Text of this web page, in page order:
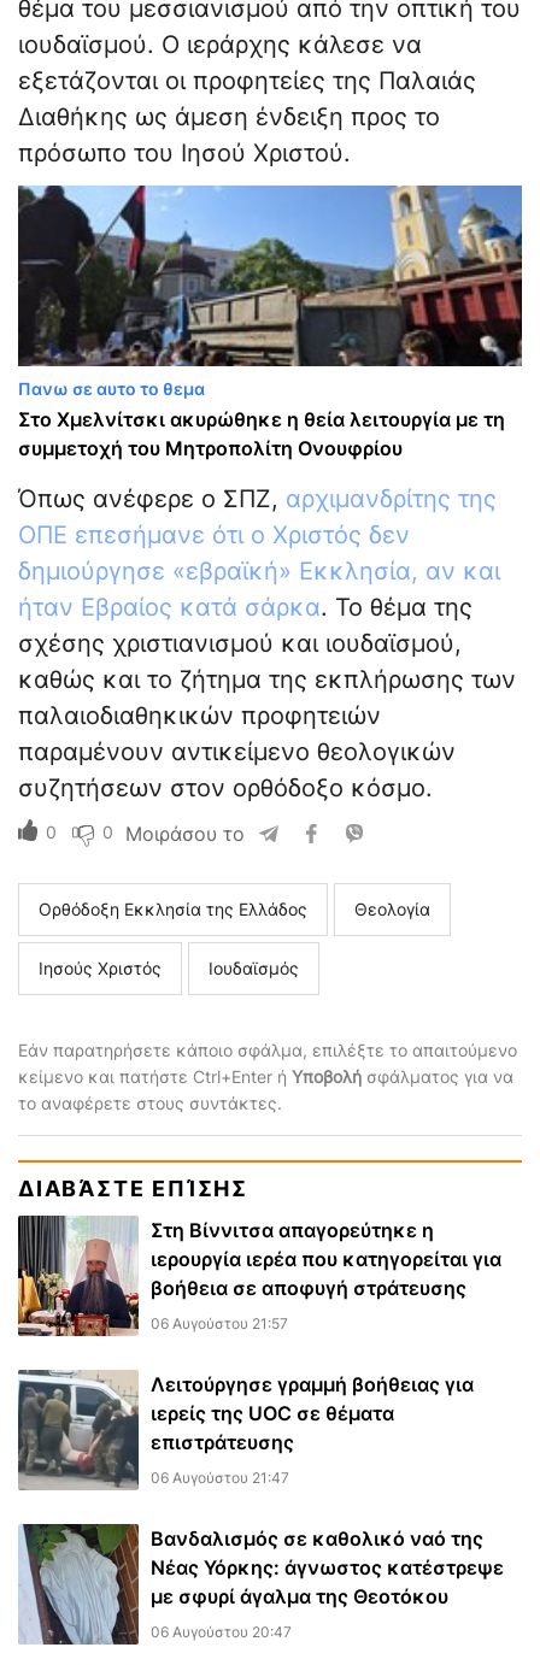
θέμα του μεσσιανισμού από την οπτική του
ιουδαϊσμού. Ο ιεράρχης κάλεσε να
εξετάζονται οι προφητείες της Παλαιάς
Διαθήκης ως άμεση ένδειξη προς το
πρόσωπο του Ιησού Χριστού.
Πανω σε αυτο το θεμα
Στο Χμελνίτσκι ακυρώθηκε η θεία λειτουργία με τη
συμμετοχή του Μητροπολίτη Ονουφρίου
Όπως ανέφερε ο ΣΠΖ, αρχιμανδρίτης της
ΟΠΕ επεσήμανε ότι ο Χριστός δεν
δημιούργησε «εβραϊκή» Εκκλησία, αν και
ήταν Εβραίος κατά σάρκα. Το θέμα της
σχέσης χριστιανισμού και ιουδαϊσμού,
καθώς και το ζήτημα της εκπλήρωσης των
παλαιοδιαθηκικών προφητειών
παραμένουν αντικείμενο θεολογικών
συζητήσεων στον ορθόδοξο κόσμο.
0 0 Μοιράσου το
Ορθόδοξη Εκκλησία της Ελλάδος Θεολογία
Ιησούς Χριστός Ιουδαϊσμός
Εάν παρατηρήσετε κάποιο σφάλμα, επιλέξτε το απαιτούμενο
κείμενο και πατήστε Ctrl+Enter ή Υποβολή σφάλματος για να
το αναφέρετε στους συντάκτες.
ΔΙΑΒΆΣΤΕ ΕΠΊΣΗΣ
Στη Βίννιτσα απαγορεύτηκε η
ιερουργία ιερέα που κατηγορείται για
βοήθεια σε αποφυγή στράτευσης
06 Αυγούστου 21:57
Λειτούργησε γραμμή βοήθειας για
ιερείς της UOC σε θέματα
επιστράτευσης
06 Αυγούστου 21:47
Βανδαλισμός σε καθολικό ναό της
Νέας Υόρκης: άγνωστος κατέστρεψε
με σφυρί άγαλμα της Θεοτόκου
06 Αυγούστου 20:47